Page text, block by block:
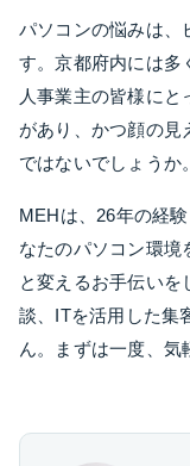
パソコンの悩みは、
す。京都府内には多
人事業主の皆様にと
があり、かつ顔の見
ではないでしょうか。
MEHは、26年の経
なたのパソコン環境
と変えるお手伝いを
談、ITを活用した集
ん。まずは一度、気